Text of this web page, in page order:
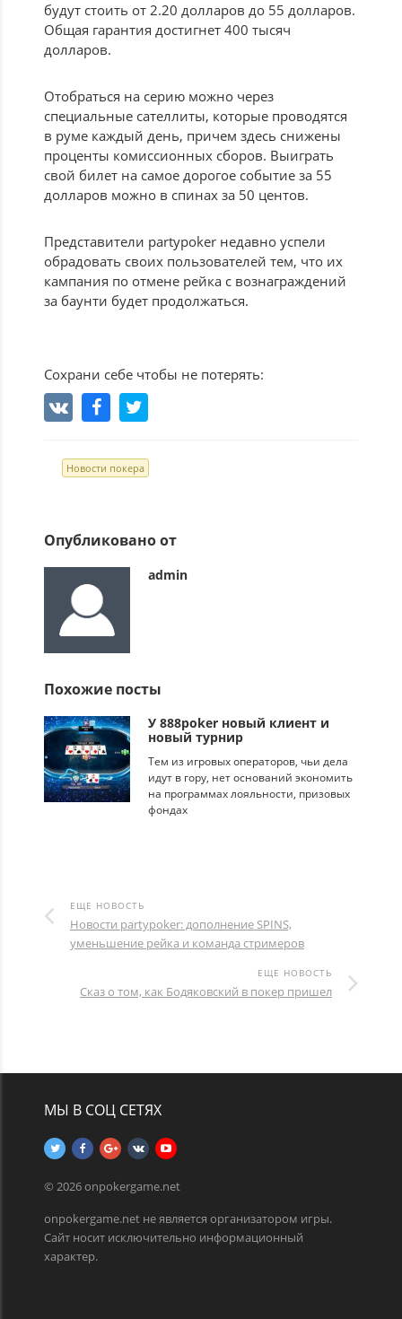
будут стоить от 2.20 долларов до 55 долларов.
Общая гарантия достигнет 400 тысяч
долларов.
Отобраться на серию можно через
специальные сателлиты, которые проводятся
в руме каждый день, причем здесь снижены
проценты комиссионных сборов. Выиграть
свой билет на самое дорогое событие за 55
долларов можно в спинах за 50 центов.
Представители partypoker недавно успели
обрадовать своих пользователей тем, что их
кампания по отмене рейка с вознаграждений
за баунти будет продолжаться.
Сохрани себе чтобы не потерять:
Новости покера
Опубликовано от
admin
Похожие посты
У 888poker новый клиент и
новый турнир
Тем из игровых операторов, чьи дела
идут в гору, нет оснований экономить
на программах лояльности, призовых
фондах
ЕЩЕ НОВОСТЬ
Новости partypoker: дополнение SPINS,
уменьшение рейка и команда стримеров
ЕЩЕ НОВОСТЬ
Сказ о том, как Бодяковский в покер пришел
МЫ В СОЦ СЕТЯХ
© 2026 onpokergame.net
onpokergame.net не является организатором игры.
Сайт носит исключительно информационный
характер.